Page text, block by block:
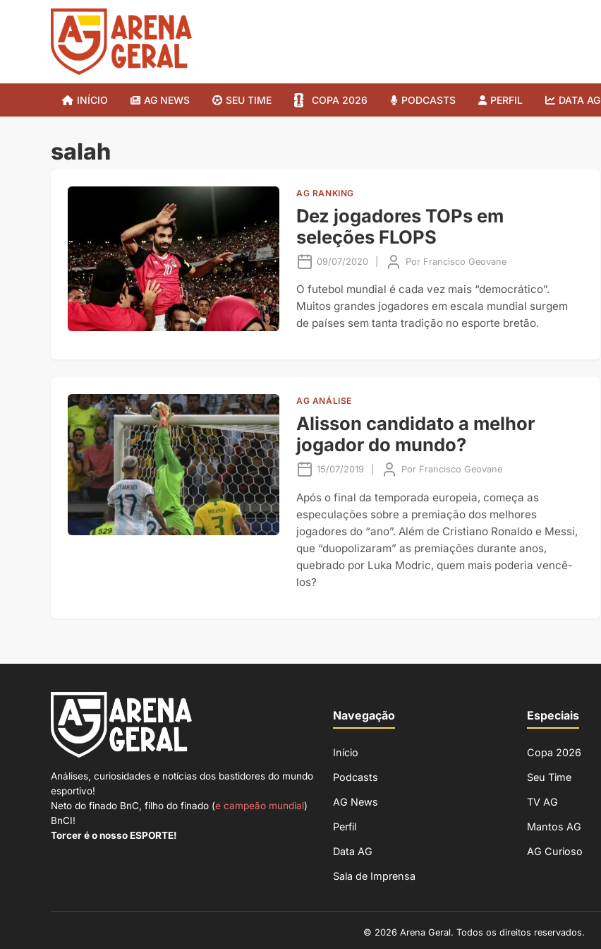
INÍCIO AG NEWS SEU TIME COPA 2026 PODCASTS PERFIL DATA AG
salah
AG RANKING
Dez jogadores TOPs em
seleções FLOPS
09/07/2020 Por Francisco Geovane
O futebol mundial é cada vez mais “democrático”.
Muitos grandes jogadores em escala mundial surgem
de países sem tanta tradição no esporte bretão.
AG ANÁLISE
Alisson candidato a melhor
jogador do mundo?
15/07/2019 Por Francisco Geovane
Após o final da temporada europeia, começa as
especulações sobre a premiação dos melhores
jogadores do “ano”. Além de Cristiano Ronaldo e Messi,
que “duopolizaram” as premiações durante anos,
quebrado por Luka Modric, quem mais poderia vencê-
los?
Análises, curiosidades e notícias dos bastidores do mundo
esportivo!
Neto do finado BnC, filho do finado (e campeão mundial)
BnCI!
Torcer é o nosso ESPORTE!
Navegação
Início
Podcasts
AG News
Perfil
Data AG
Sala de Imprensa
Especiais
Copa 2026
Seu Time
TV AG
Mantos AG
AG Curioso
© 2026 Arena Geral. Todos os direitos reservados.